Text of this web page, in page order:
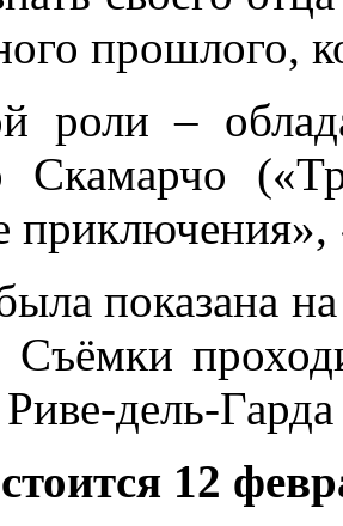
прошлого,
роли –
Скамарчо
показана
Съёмки
дель-
12